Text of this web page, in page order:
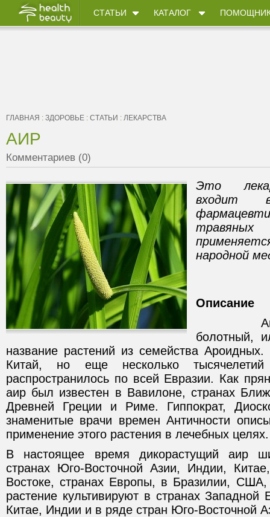
СТАТЬИ КАТАЛОГ
ГЛАВНАЯ : ЗДОРОВЬЕ : СТАТЬИ : ЛЕКАРСТВА
АИР
Комментариев (0)
Это
входит
народной
Описание
Аир
болотный,
название растений из семейства
Китай, но еще несколько
распространилось по всей Евразии. Как
аир был известен в Вавилоне, странах
Древней Греции и Риме. Гиппократ,
знаменитые врачи времен Античности
применение этого растения в лечебных целях.
В настоящее время дикорастущий аир
странах Юго-Восточной Азии, Индии,
Востоке, странах Европы, в Бразилии,
растение культивируют в странах
Китае, Индии и в ряде стран Юго-Восточной